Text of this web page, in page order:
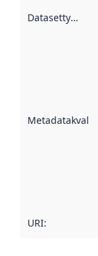
Datasettype
Metadatakvalitet
URI: